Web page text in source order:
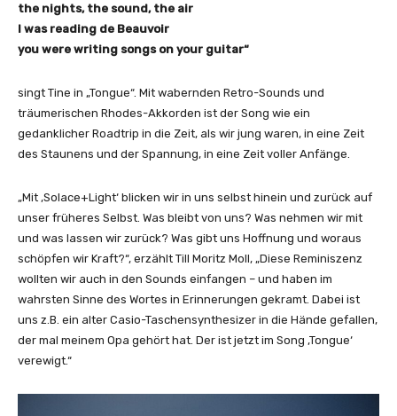
the nights, the sound, the air
I was reading de Beauvoir
you were writing songs on your guitar“
singt Tine in „Tongue“. Mit wabernden Retro-Sounds und
träumerischen Rhodes-Akkorden ist der Song wie ein
gedanklicher Roadtrip in die Zeit, als wir jung waren, in eine Zeit
des Staunens und der Spannung, in eine Zeit voller Anfänge.
„Mit ‚Solace+Light‘ blicken wir in uns selbst hinein und zurück auf
unser früheres Selbst. Was bleibt von uns? Was nehmen wir mit
und was lassen wir zurück? Was gibt uns Hoffnung und woraus
schöpfen wir Kraft?“, erzählt Till Moritz Moll, „Diese Reminiszenz
wollten wir auch in den Sounds einfangen – und haben im
wahrsten Sinne des Wortes in Erinnerungen gekramt. Dabei ist
uns z.B. ein alter Casio-Taschensynthesizer in die Hände gefallen,
der mal meinem Opa gehört hat. Der ist jetzt im Song ‚Tongue‘
verewigt.“